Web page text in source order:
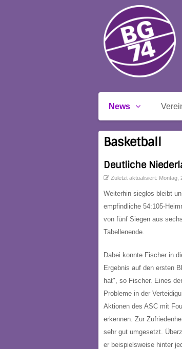
News
Basketball
Deutliche
Zuletzt aktualisiert: Montag,
Weiterhin sieglos bleibt
empfindliche 54:105-
von fünf Siegen aus
Tabellenende.
Dabei konnte Fischer in
Ergebnis auf den ersten
hat", so Fischer. Eines
Probleme in der
Aktionen des ASC mit
erkennen. Zur
sehr gut umgesetzt.
er beispielsweise hinter